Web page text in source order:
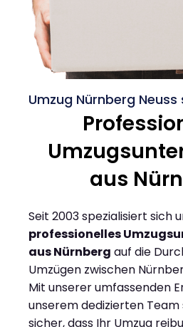
Umzug Nürnberg Neuss
aus
Seit 2003 spezialisiert sich
professionelles
aus Nürnberg auf die
Umzügen zwischen
Mit unserer umfassenden
unserem dedizierten
sicher, dass Ihr Umzug